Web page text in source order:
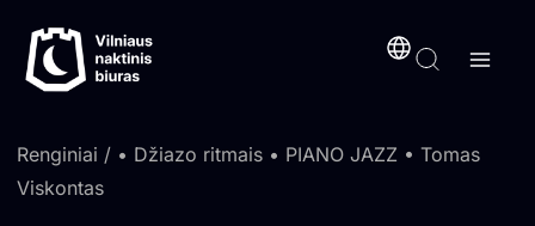
prie
turinio
Renginiai / • Džiazo ritmais • PIANO JAZZ • Tomas
Viskontas